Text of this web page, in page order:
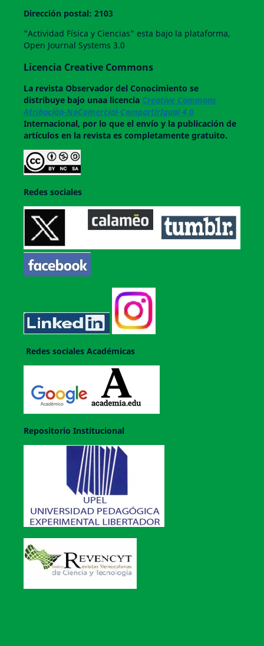
Dirección postal: 2103
"Actividad Física y Ciencias" esta bajo la plataforma,
Open Journal Systems 3.0
Licencia Creative Commons
La revistaObservador del Conocimiento se
distribuye bajo unaa licencia Creative Commons
Atribución-NoComercial-CompartirIgual 4.0
Internacional, por lo que el envío y la publicación de
artículos en la revista es completamente gratuito.
Redes sociales
Redes sociales Académicas
Repositorio Institucional